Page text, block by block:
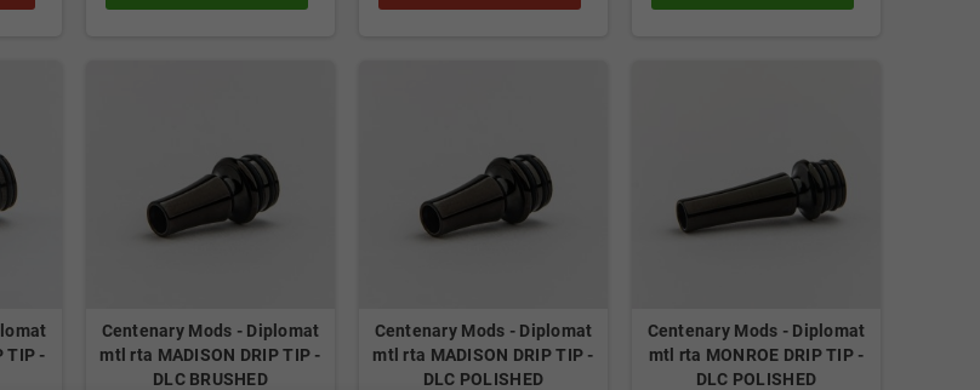
TIP -
Centenary Mods - Diplomat
mtl rta MADISON DRIP TIP -
DLC BRUSHED
Centenary Mods - Diplomat
mtl rta MADISON DRIP TIP -
DLC POLISHED
Centenary Mods - Diplomat
mtl rta MONROE DRIP TIP -
DLC POLISHED